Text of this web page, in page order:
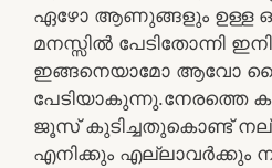
ഏഴോ ആണുങ്ങളും ഉള്ള ഒരു
മനസ്സില്‍ പേടിതോന്നി
ഇങ്ങനെയാമോ ആവോ
പേടിയാകുന്നു.നേരത്തെ
ജൂസ് കുടിച്ചതുകൊണ്ട്
എനിക്കും എല്ലാവര്‍ക്കും